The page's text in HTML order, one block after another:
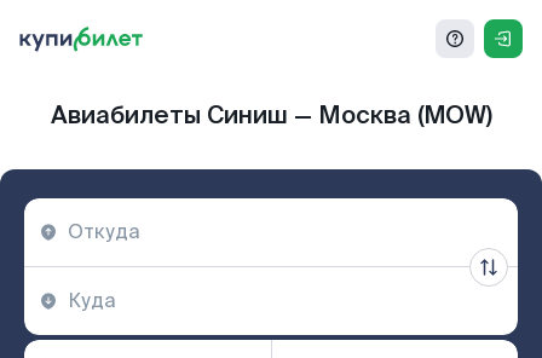
Авиабилеты Синиш — Москва (MOW)